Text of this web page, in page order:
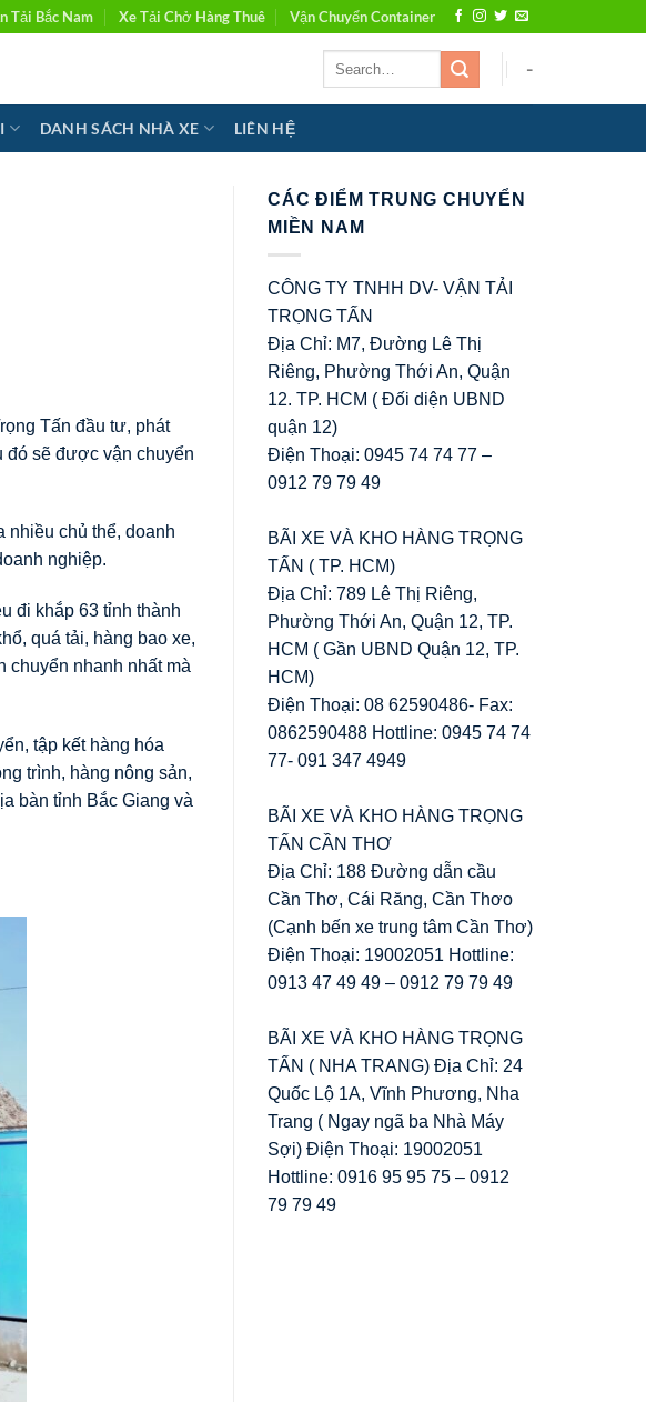
Tải Bắc Nam Xe Tải Chở Hàng Thuê Vận Chuyển Container
-
DANH SÁCH NHÀ XE LIÊN HỆ
Tấn đầu tư, phát
đó sẽ được vận chuyển
chủ thể, doanh
nghiệp.
đi khắp 63 tỉnh thành
quá tải, hàng bao xe,
chuyển nhanh nhất mà
tập kết hàng hóa
trình, hàng nông sản,
bàn tỉnh Bắc Giang và
CÁC ĐIỂM TRUNG CHUYỂN
MIỀN NAM
CÔNG TY TNHH DV- VẬN TẢI
TRỌNG TẤN
Địa Chỉ: M7, Đường Lê Thị
Riêng, Phường Thới An, Quận
12. TP. HCM ( Đối diện UBND
quận 12)
Điện Thoại: 0945 74 74 77 –
0912 79 79 49
BÃI XE VÀ KHO HÀNG TRỌNG
TẤN ( TP. HCM)
Địa Chỉ: 789 Lê Thị Riêng,
Phường Thới An, Quận 12, TP.
HCM ( Gần UBND Quận 12, TP.
HCM)
Điện Thoại: 08 62590486- Fax:
0862590488 Hottline: 0945 74 74
77- 091 347 4949
BÃI XE VÀ KHO HÀNG TRỌNG
TẤN CẦN THƠ
Địa Chỉ: 188 Đường dẫn cầu
Cần Thơ, Cái Răng, Cần Thơo
(Cạnh bến xe trung tâm Cần Thơ)
Điện Thoại: 19002051 Hottline:
0913 47 49 49 – 0912 79 79 49
BÃI XE VÀ KHO HÀNG TRỌNG
TẤN ( NHA TRANG) Địa Chỉ: 24
Quốc Lộ 1A, Vĩnh Phương, Nha
Trang ( Ngay ngã ba Nhà Máy
Sợi) Điện Thoại: 19002051
Hottline: 0916 95 95 75 – 0912
79 79 49